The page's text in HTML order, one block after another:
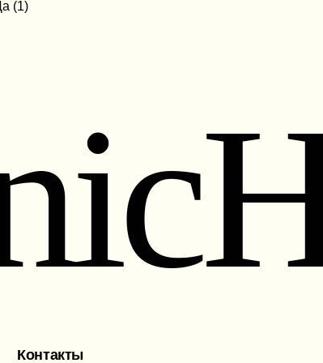
(1)
Контакты